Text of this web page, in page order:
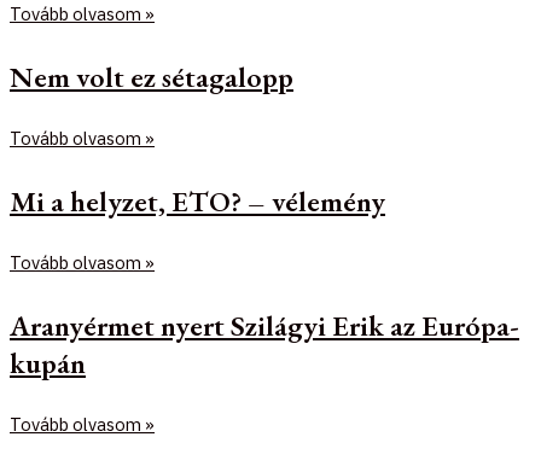
Tovább olvasom »
Nem volt ez sétagalopp
Tovább olvasom »
Mi a helyzet, ETO? – vélemény
Tovább olvasom »
Aranyérmet nyert Szilágyi Erik az Európa-
kupán
Tovább olvasom »